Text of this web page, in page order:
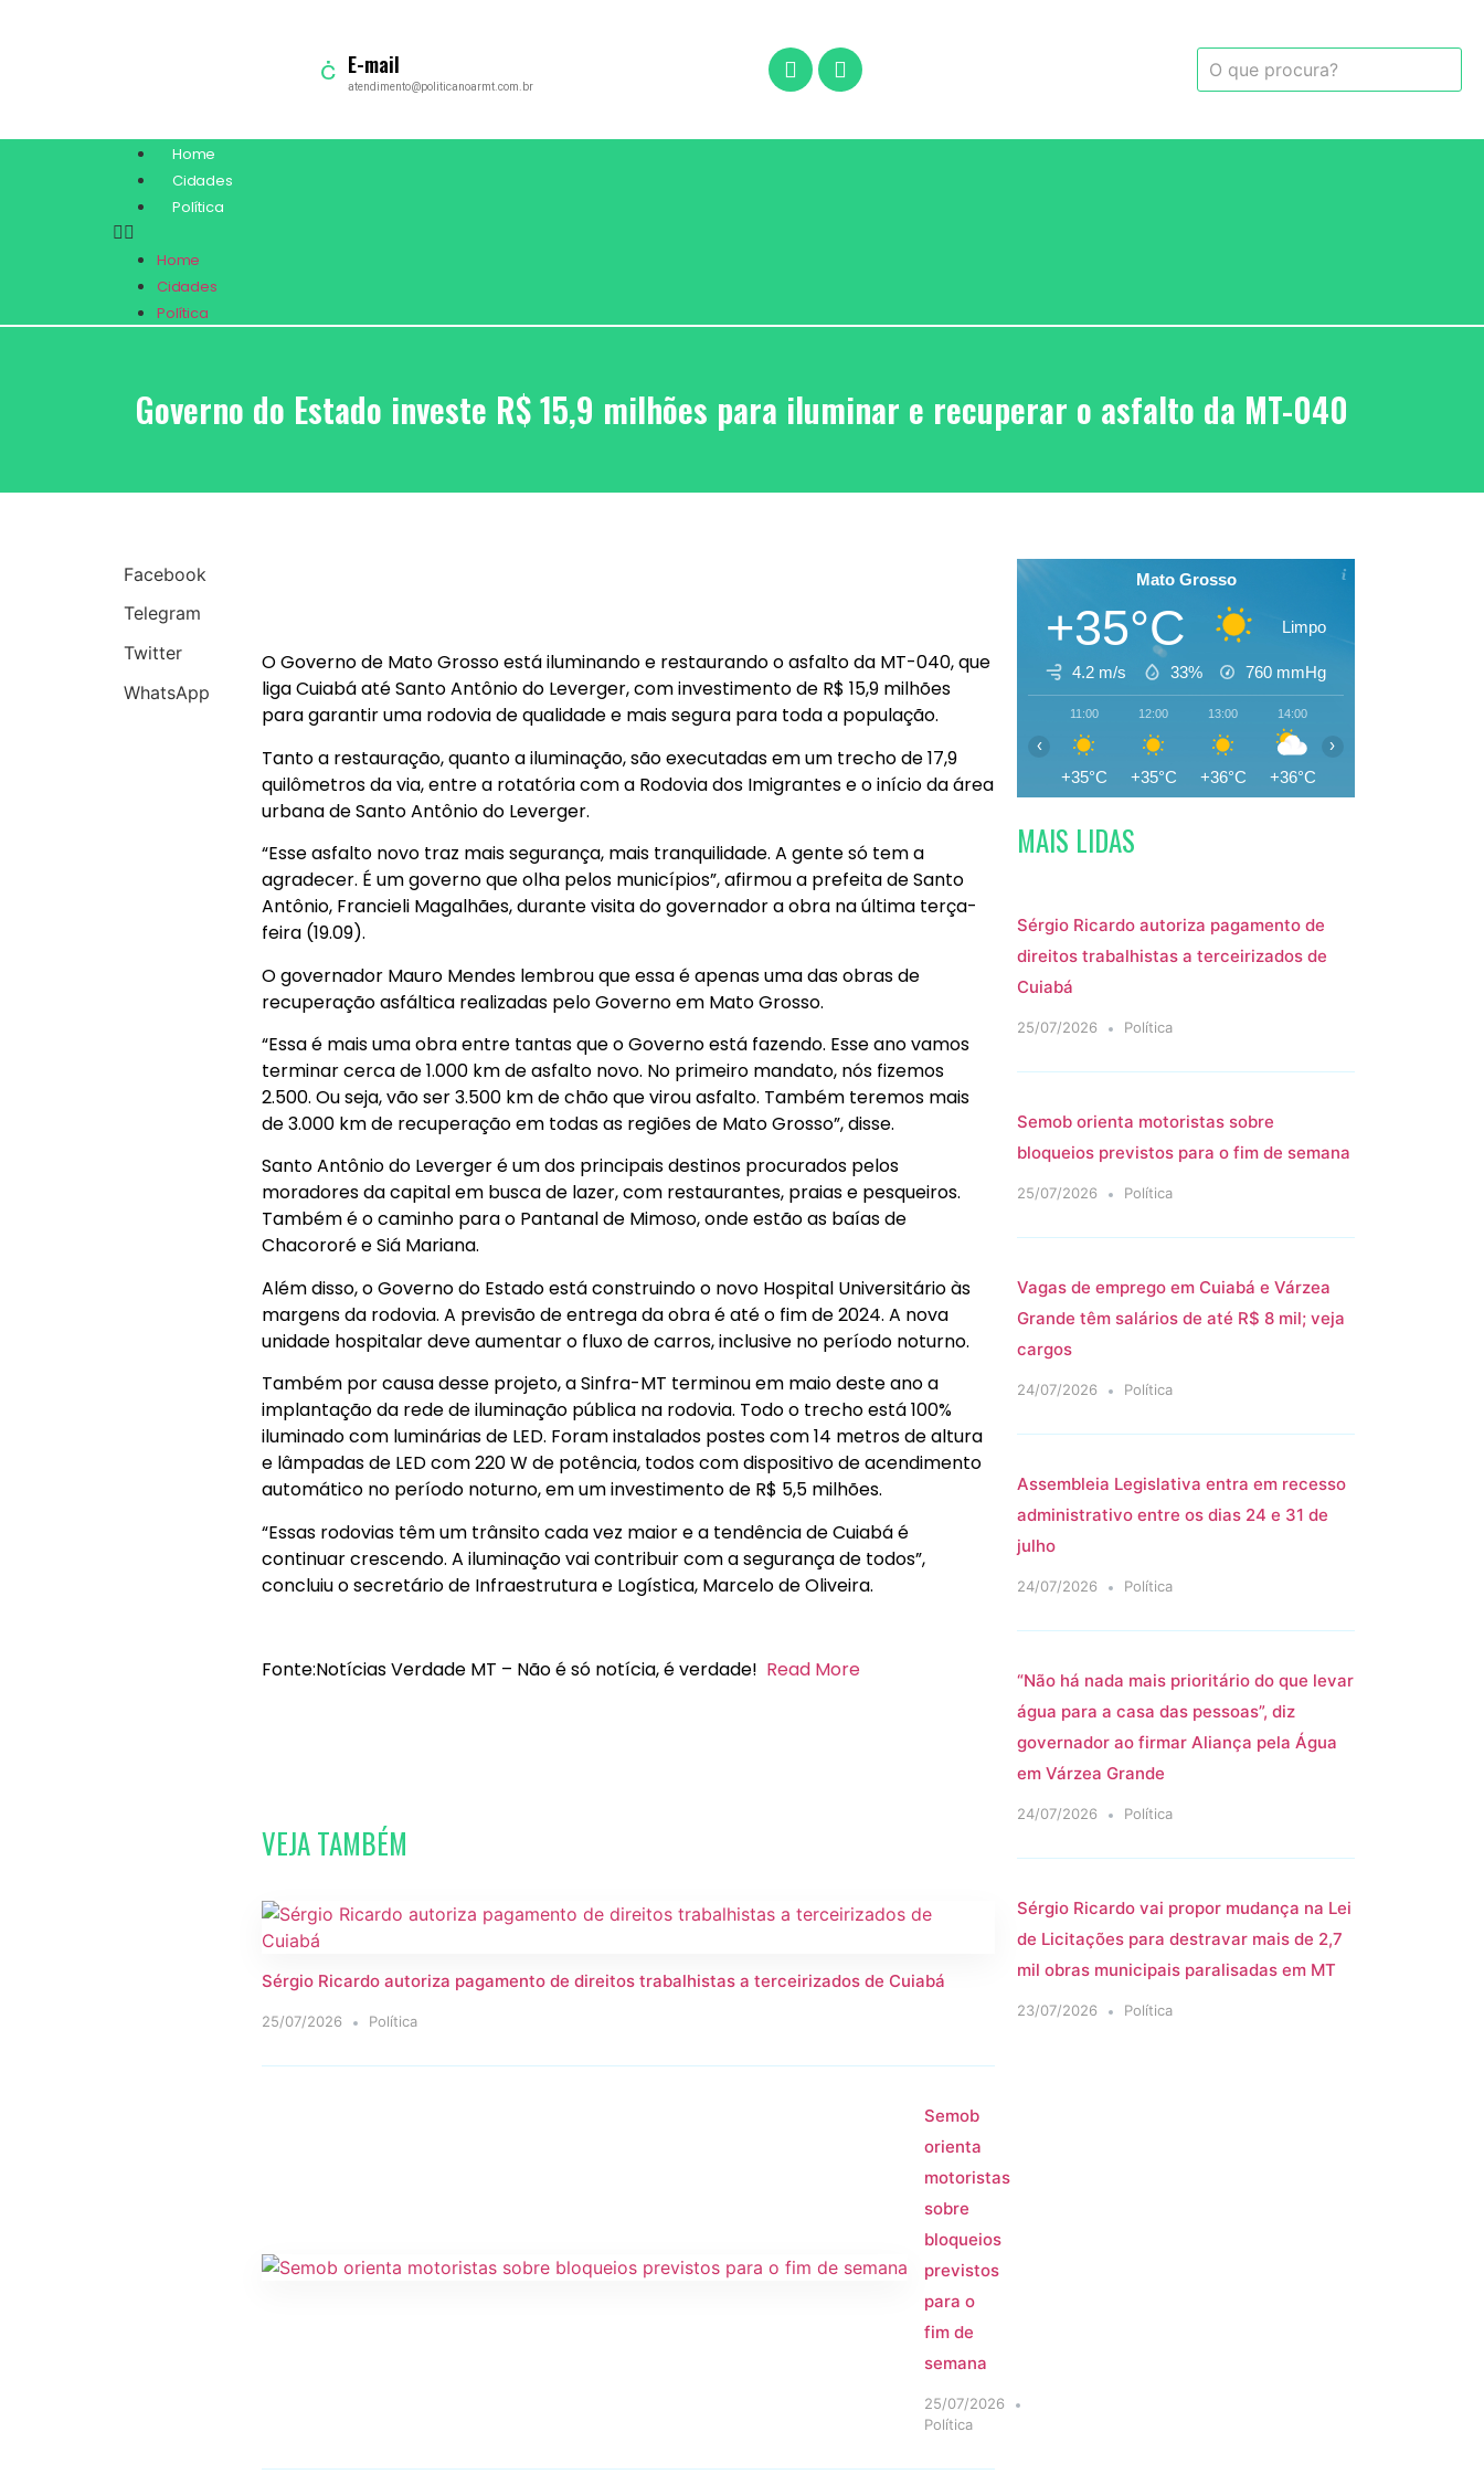
E-mail
atendimento@politicanoarmt.com.br
Home
Cidades
Política
Home
Cidades
Política
Governo do Estado investe R$ 15,9 milhões para iluminar e recuperar o asfalto da MT-040
Facebook
Telegram
Twitter
WhatsApp
O Governo de Mato Grosso está iluminando e restaurando o asfalto da MT-040, que
liga Cuiabá até Santo Antônio do Leverger, com investimento de R$ 15,9 milhões
para garantir uma rodovia de qualidade e mais segura para toda a população.
Tanto a restauração, quanto a iluminação, são executadas em um trecho de 17,9
quilômetros da via, entre a rotatória com a Rodovia dos Imigrantes e o início da área
urbana de Santo Antônio do Leverger.
“Esse asfalto novo traz mais segurança, mais tranquilidade. A gente só tem a
agradecer. É um governo que olha pelos municípios”, afirmou a prefeita de Santo
Antônio, Francieli Magalhães, durante visita do governador a obra na última terça-
feira (19.09).
O governador Mauro Mendes lembrou que essa é apenas uma das obras de
recuperação asfáltica realizadas pelo Governo em Mato Grosso.
“Essa é mais uma obra entre tantas que o Governo está fazendo. Esse ano vamos
terminar cerca de 1.000 km de asfalto novo. No primeiro mandato, nós fizemos
2.500. Ou seja, vão ser 3.500 km de chão que virou asfalto. Também teremos mais
de 3.000 km de recuperação em todas as regiões de Mato Grosso”, disse.
Santo Antônio do Leverger é um dos principais destinos procurados pelos
moradores da capital em busca de lazer, com restaurantes, praias e pesqueiros.
Também é o caminho para o Pantanal de Mimoso, onde estão as baías de
Chacororé e Siá Mariana.
Além disso, o Governo do Estado está construindo o novo Hospital Universitário às
margens da rodovia. A previsão de entrega da obra é até o fim de 2024. A nova
unidade hospitalar deve aumentar o fluxo de carros, inclusive no período noturno.
Também por causa desse projeto, a Sinfra-MT terminou em maio deste ano a
implantação da rede de iluminação pública na rodovia. Todo o trecho está 100%
iluminado com luminárias de LED. Foram instalados postes com 14 metros de altura
e lâmpadas de LED com 220 W de potência, todos com dispositivo de acendimento
automático no período noturno, em um investimento de R$ 5,5 milhões.
“Essas rodovias têm um trânsito cada vez maior e a tendência de Cuiabá é
continuar crescendo. A iluminação vai contribuir com a segurança de todos”,
concluiu o secretário de Infraestrutura e Logística, Marcelo de Oliveira.
Fonte:Notícias Verdade MT – Não é só notícia, é verdade! Read More
VEJA TAMBÉM
Sérgio Ricardo autoriza pagamento de direitos trabalhistas a terceirizados de Cuiabá
25/07/2026 Política
Semob
orienta
motoristas
sobre
bloqueios
previstos
para o
fim de
semana
25/07/2026
Política
Mato Grosso
+35°C Limpo
4.2 m/s 33% 760 mmHg
11:00
+35°C
12:00
+35°C
13:00
+36°C
14:00
+36°C
‹ ›
MAIS LIDAS
Sérgio Ricardo autoriza pagamento de
direitos trabalhistas a terceirizados de
Cuiabá
25/07/2026 Política
Semob orienta motoristas sobre
bloqueios previstos para o fim de semana
25/07/2026 Política
Vagas de emprego em Cuiabá e Várzea
Grande têm salários de até R$ 8 mil; veja
cargos
24/07/2026 Política
Assembleia Legislativa entra em recesso
administrativo entre os dias 24 e 31 de
julho
24/07/2026 Política
“Não há nada mais prioritário do que levar
água para a casa das pessoas”, diz
governador ao firmar Aliança pela Água
em Várzea Grande
24/07/2026 Política
Sérgio Ricardo vai propor mudança na Lei
de Licitações para destravar mais de 2,7
mil obras municipais paralisadas em MT
23/07/2026 Política